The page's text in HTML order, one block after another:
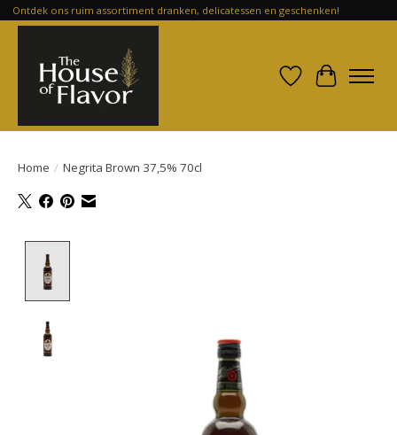
Ontdek ons ruim assortiment dranken, delicatessen en geschenken!
Verlanglijst
Home / Negrita Brown 37,5% 70cl